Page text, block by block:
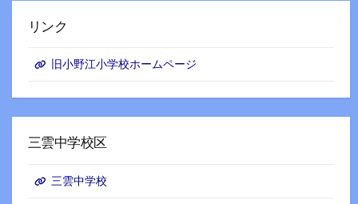
リンク
旧小野江小学校ホームページ
三雲中学校区
三雲中学校